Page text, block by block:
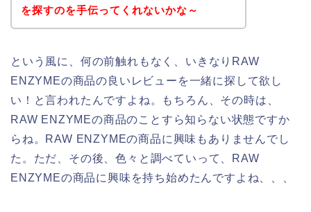
を探すのを手伝ってくれないかな～
という風に、何の前触れもなく、いきなりRAW
ENZYMEの商品の良いレビューを一緒に探して欲し
い！と言われたんですよね。もちろん、その時は、
RAW ENZYMEの商品のことすら知らない状態ですか
らね。RAW ENZYMEの商品に興味もありませんでし
た。ただ、その後、色々と調べていって、RAW
ENZYMEの商品に興味を持ち始めたんですよね、、、